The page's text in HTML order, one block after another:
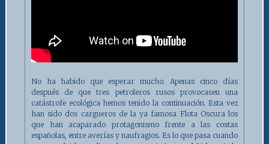
No ha habido que esperar mucho. Apenas cinco días
después de que tres petroleros rusos provocasen una
catástrofe ecológica hemos tenido la continuación. Esta vez
han sido dos cargueros de la ya famosa Flota Oscura los
que han acaparado protagonismo frente a las costas
españolas, entre averías y naufragios. Es lo que pasa cuando